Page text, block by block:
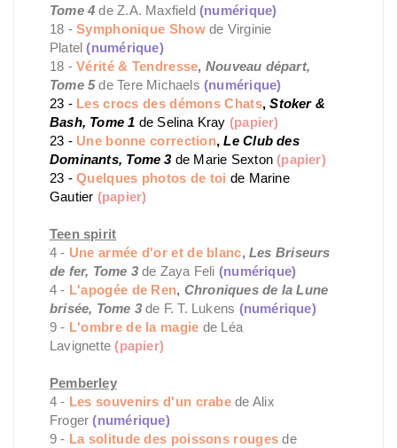
Tome 4 de Z.A. Maxfield(numérique)
18 -Symphonique Showde Virginie
Platel(numérique)
18 -Vérité & Tendresse, Nouveau départ,
Tome 5 de Tere Michaels(numérique)
23 - Les crocs des démons Chats,Stoker &
Bash, Tome 1 de Selina Kray (papier)
23 - Une bonne correction,Le Club des
Dominants, Tome 3de Marie Sexton (papier)
23 -Quelques photos de toi de Marine
Gautier (papier)
Teen spirit
4 - Une armée d'or et de blanc,Les Briseurs
de fer, Tome 3de Zaya Feli (numérique)
4 - L'apogée de Ren, Chroniques de la Lune
brisée, Tome 3de F. T. Lukens (numérique)
9 - L'ombre de la magie de Léa
Lavignette (papier)
Pemberley
4 - Les souvenirs d'un crabe de Alix
Froger(numérique)
9 - La solitude des poissons rouges de